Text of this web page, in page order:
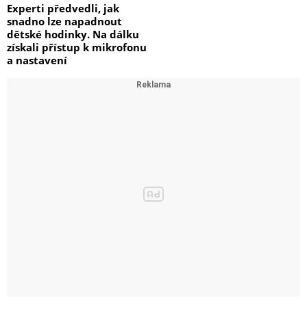
Experti předvedli, jak
snadno lze napadnout
dětské hodinky. Na dálku
získali přístup k mikrofonu
a nastavení